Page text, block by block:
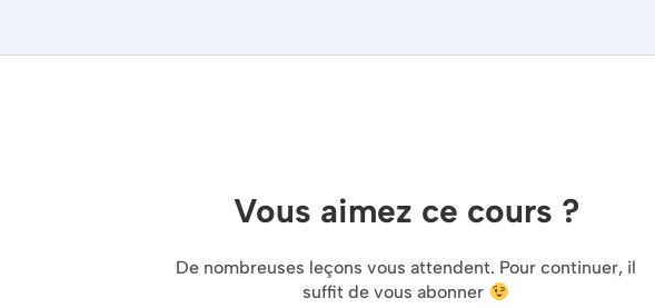
Vous aimez ce cours ?
De nombreuses leçons vous attendent. Pour continuer, il
suffit de vous abonner